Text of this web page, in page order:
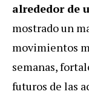
alrededor de
mostrado un
movimientos
semanas,
futuros de las